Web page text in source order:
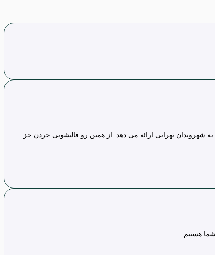
شهروندان تهرانی ارائه می دهد. از همین رو قالیشویی جردن جز
هستیم.